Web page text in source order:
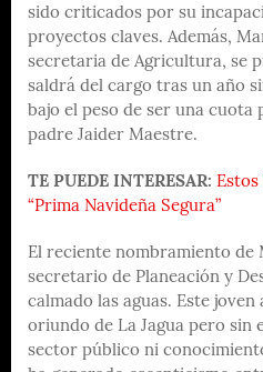
sido criticados por su
proyectos claves. Además,
secretaria de Agricultura, se
saldrá del cargo tras un año
bajo el peso de ser una cuota
padre Jaider Maestre.
TE PUEDE INTERESAR:
“Prima Navideña Segura”
El reciente nombramiento de
secretario de Planeación y
calmado las aguas. Este
oriundo de La Jagua pero sin
sector público ni